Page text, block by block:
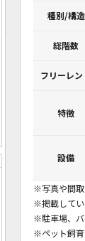
種別/構造
総階数
フリーレン
特徴
設備
※写真や間取
※掲載してい
※駐車場、バ
※ペット飼育